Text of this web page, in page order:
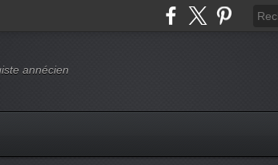
annécien